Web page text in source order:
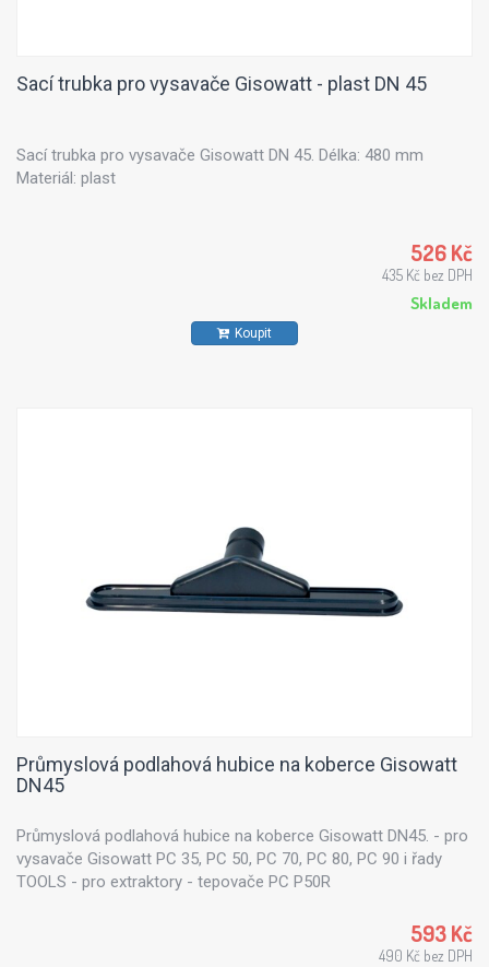
Sací trubka pro vysavače Gisowatt - plast DN 45
Sací trubka pro vysavače Gisowatt DN 45. Délka: 480 mm
Materiál: plast
526 Kč
435 Kč bez DPH
Skladem
Koupit
Průmyslová podlahová hubice na koberce Gisowatt
DN45
Průmyslová podlahová hubice na koberce Gisowatt DN45. - pro
vysavače Gisowatt PC 35, PC 50, PC 70, PC 80, PC 90 i řady
TOOLS - pro extraktory - tepovače PC P50R
593 Kč
490 Kč bez DPH